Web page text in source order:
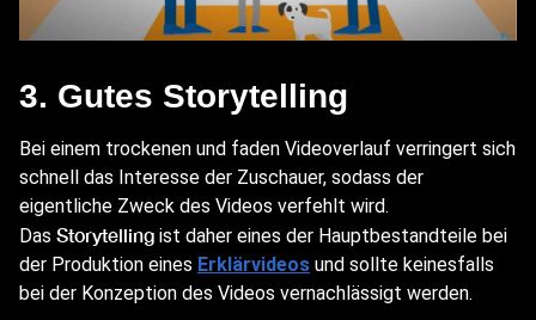
3. Gutes Storytelling
Bei einem trockenen und faden Videoverlauf verringert sich
schnell das Interesse der Zuschauer, sodass der
eigentliche Zweck des Videos verfehlt wird.
Das Storytelling ist daher eines der Hauptbestandteile bei
der Produktion eines Erklärvideos und sollte keinesfalls
bei der Konzeption des Videos vernachlässigt werden.